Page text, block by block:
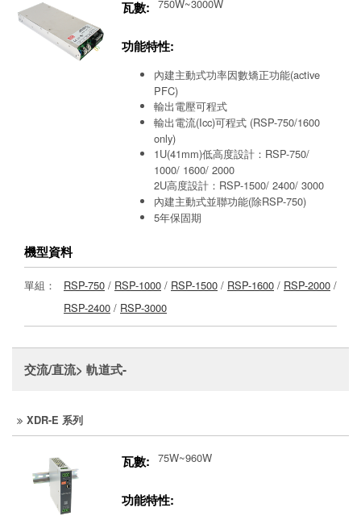
瓦數: 750W~3000W
功能特性:
內建主動式功率因數矯正功能(active
PFC)
輸出電壓可程式
輸出電流(Icc)可程式 (RSP-750/1600
only)
1U(41mm)低高度設計：RSP-750/
1000/ 1600/ 2000
2U高度設計：RSP-1500/ 2400/ 3000
內建主動式並聯功能(除RSP-750)
5年保固期
機型資料
單組： RSP-750 / RSP-1000 / RSP-1500 / RSP-1600 / RSP-2000 /
RSP-2400 / RSP-3000
交流/直流> 軌道式-
XDR-E 系列
瓦數: 75W~960W
功能特性: